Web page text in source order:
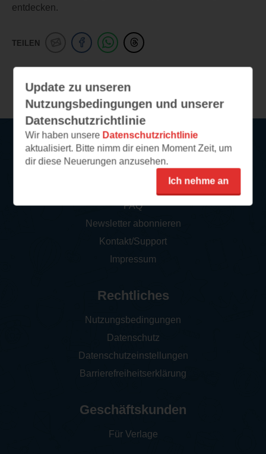
entdecken.
TEILEN
Update zu unseren
Nutzungsbedingungen und unserer
Datenschutzrichtlinie
Wir haben unsere Datenschutzrichtlinie
aktualisiert. Bitte nimm dir einen Moment Zeit, um
dir diese Neuerungen anzusehen.
Ich nehme an
Service
FAQ
Newsletter abonnieren
Kontakt/Support
Impressum
Rechtliches
Nutzungsbedingungen
Datenschutz
Datenschutzeinstellungen
Barrierefreiheitserklärung
Geschäftskunden
Für Verlage